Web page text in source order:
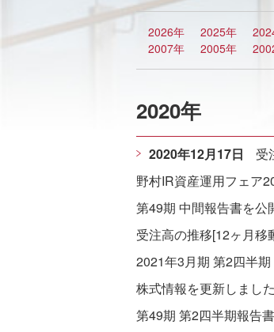
2026年 2025年
2007年
2005年
2020年
2020年12月17日 受
野村IR資産運用フェア
第49期 中間報告書を公
受注高の推移[12ヶ月移
2021年3月期 第2四半期
株式情報を更新しました
第49期 第2四半期報告